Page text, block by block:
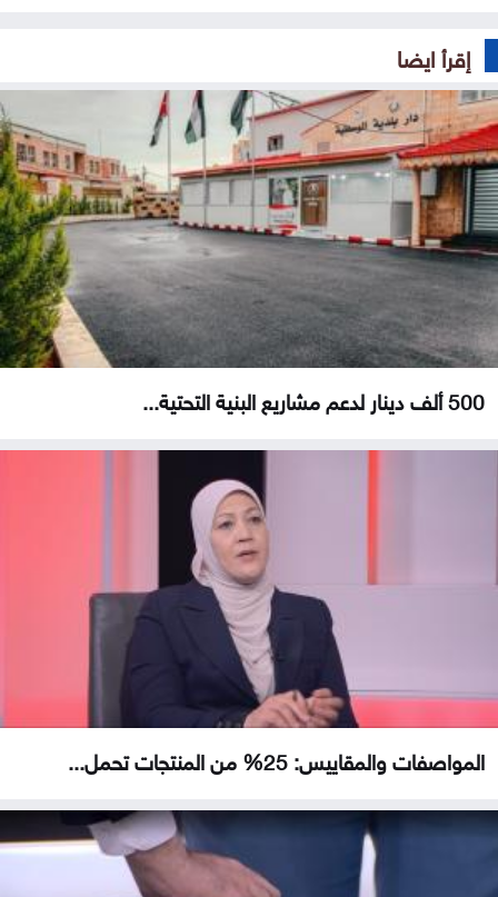
إقرأ ايضا
500 ألف دينار لدعم مشاريع البنية التحتية...
المواصفات والمقاييس: 25% من المنتجات تحمل...